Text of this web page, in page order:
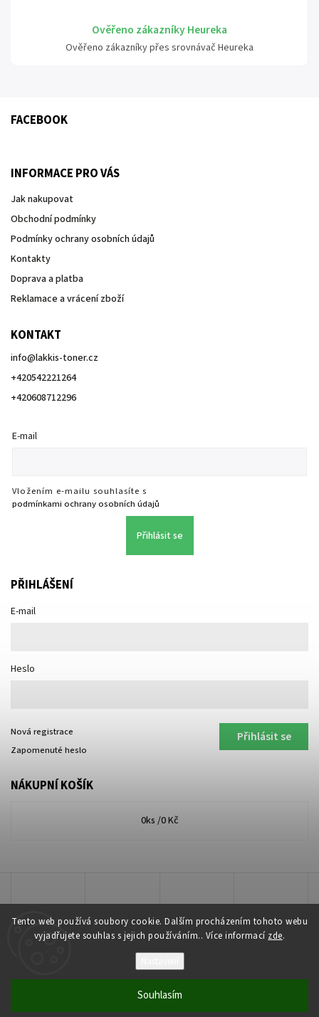
Tento web používá soubory cookie. Dalším procházením tohoto webu
vyjadřujete souhlas s jejich používáním.. Více informací zde.
Souhlasím
Ověřeno zákazníky Heureka
Ověřeno zákazníky přes srovnávač Heureka
FACEBOOK
INFORMACE PRO VÁS
Jak nakupovat
Obchodní podmínky
Podmínky ochrany osobních údajů
Kontakty
Doprava a platba
Reklamace a vrácení zboží
KONTAKT
info@lakkis-toner.cz
+420542221264
+420608712296
E-mail
Vložením e-mailu souhlasíte s
podmínkami ochrany osobních údajů
Přihlásit se
PŘIHLÁŠENÍ
E-mail
Heslo
Přihlásit se
Nová registrace
Zapomenuté heslo
NÁKUPNÍ KOŠÍK
0ks /0 Kč
Lakkis Toner. Všechna práva vyhrazena.